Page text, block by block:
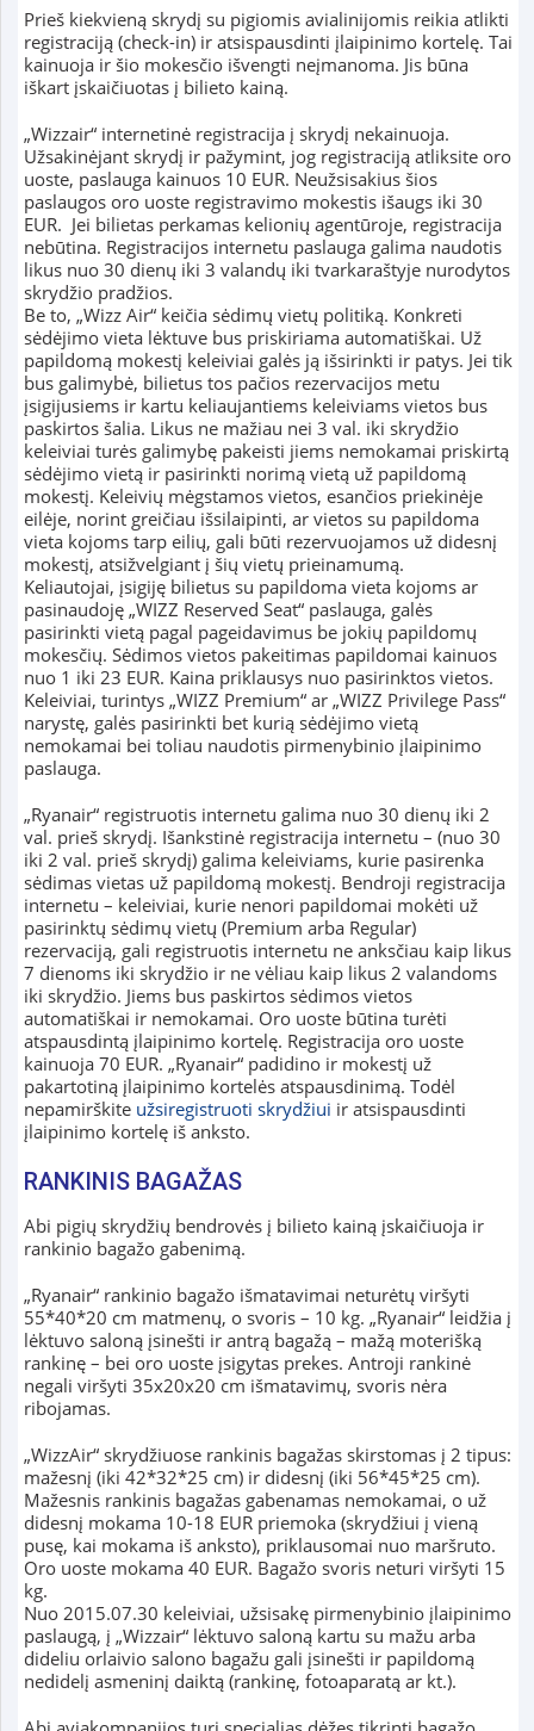
Prieš kiekvieną skrydį su pigiomis avialinijomis reikia atlikti
registraciją (check-in) ir atsispausdinti įlaipinimo kortelę. Tai
kainuoja ir šio mokesčio išvengti neįmanoma. Jis būna
iškart įskaičiuotas į bilieto kainą.
„Wizzair“ internetinė registracija į skrydį nekainuoja.
Užsakinėjant skrydį ir pažymint, jog registraciją atliksite oro
uoste, paslauga kainuos 10 EUR. Neužsisakius šios
paslaugos oro uoste registravimo mokestis išaugs iki 30
EUR. Jei bilietas perkamas kelionių agentūroje, registracija
nebūtina. Registracijos internetu paslauga galima naudotis
likus nuo 30 dienų iki 3 valandų iki tvarkaraštyje nurodytos
skrydžio pradžios.
Be to, „Wizz Air“ keičia sėdimų vietų politiką. Konkreti
sėdėjimo vieta lėktuve bus priskiriama automatiškai. Už
papildomą mokestį keleiviai galės ją išsirinkti ir patys. Jei tik
bus galimybė, bilietus tos pačios rezervacijos metu
įsigijusiems ir kartu keliaujantiems keleiviams vietos bus
paskirtos šalia. Likus ne mažiau nei 3 val. iki skrydžio
keleiviai turės galimybę pakeisti jiems nemokamai priskirtą
sėdėjimo vietą ir pasirinkti norimą vietą už papildomą
mokestį. Keleivių mėgstamos vietos, esančios priekinėje
eilėje, norint greičiau išsilaipinti, ar vietos su papildoma
vieta kojoms tarp eilių, gali būti rezervuojamos už didesnį
mokestį, atsižvelgiant į šių vietų prieinamumą.
Keliautojai, įsigiję bilietus su papildoma vieta kojoms ar
pasinaudoję „WIZZ Reserved Seat“ paslauga, galės
pasirinkti vietą pagal pageidavimus be jokių papildomų
mokesčių. Sėdimos vietos pakeitimas papildomai kainuos
nuo 1 iki 23 EUR. Kaina priklausys nuo pasirinktos vietos.
Keleiviai, turintys „WIZZ Premium“ ar „WIZZ Privilege Pass“
narystę, galės pasirinkti bet kurią sėdėjimo vietą
nemokamai bei toliau naudotis pirmenybinio įlaipinimo
paslauga.
„Ryanair“ registruotis internetu galima nuo 30 dienų iki 2
val. prieš skrydį. Išankstinė registracija internetu – (nuo 30
iki 2 val. prieš skrydį) galima keleiviams, kurie pasirenka
sėdimas vietas už papildomą mokestį. Bendroji registracija
internetu – keleiviai, kurie nenori papildomai mokėti už
pasirinktų sėdimų vietų (Premium arba Regular)
rezervaciją, gali registruotis internetu ne anksčiau kaip likus
7 dienoms iki skrydžio ir ne vėliau kaip likus 2 valandoms
iki skrydžio. Jiems bus paskirtos sėdimos vietos
automatiškai ir nemokamai. Oro uoste būtina turėti
atspausdintą įlaipinimo kortelę. Registracija oro uoste
kainuoja 70 EUR. „Ryanair“ padidino ir mokestį už
pakartotiną įlaipinimo kortelės atspausdinimą. Todėl
nepamirškite užsiregistruoti skrydžiui ir atsispausdinti
įlaipinimo kortelę iš anksto.
RANKINIS BAGAŽAS
Abi pigių skrydžių bendrovės į bilieto kainą įskaičiuoja ir
rankinio bagažo gabenimą.
„Ryanair“ rankinio bagažo išmatavimai neturėtų viršyti
55*40*20 cm matmenų, o svoris – 10 kg. „Ryanair“ leidžia į
lėktuvo saloną įsinešti ir antrą bagažą – mažą moterišką
rankinę – bei oro uoste įsigytas prekes. Antroji rankinė
negali viršyti 35x20x20 cm išmatavimų, svoris nėra
ribojamas.
„WizzAir“ skrydžiuose rankinis bagažas skirstomas į 2 tipus:
mažesnį (iki 42*32*25 cm) ir didesnį (iki 56*45*25 cm).
Mažesnis rankinis bagažas gabenamas nemokamai, o už
didesnį mokama 10-18 EUR priemoka (skrydžiui į vieną
pusę, kai mokama iš anksto), priklausomai nuo maršruto.
Oro uoste mokama 40 EUR. Bagažo svoris neturi viršyti 15
kg.
Nuo 2015.07.30 keleiviai, užsisakę pirmenybinio įlaipinimo
paslaugą, į „Wizzair“ lėktuvo saloną kartu su mažu arba
dideliu orlaivio salono bagažu gali įsinešti ir papildomą
nedidelį asmeninį daiktą (rankinę, fotoaparatą ar kt.).